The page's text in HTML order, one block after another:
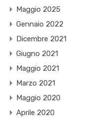
Maggio 2025
Gennaio 2022
Dicembre 2021
Giugno 2021
Maggio 2021
Marzo 2021
Maggio 2020
Aprile 2020